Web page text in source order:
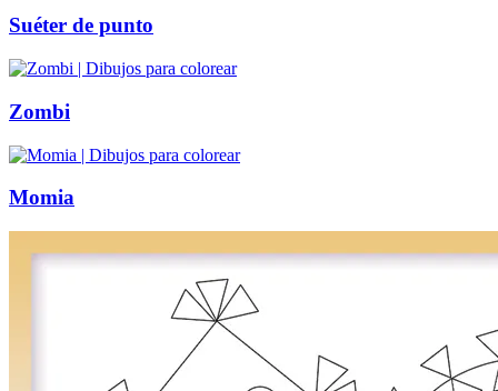
Suéter de punto
Zombi
Momia